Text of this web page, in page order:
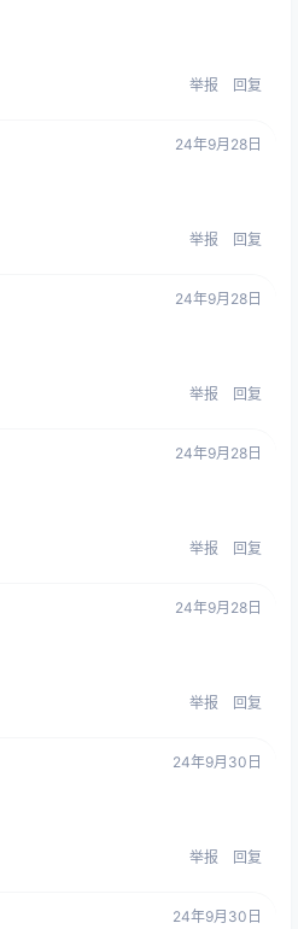
举报 回复
24年9月28日
举报 回复
24年9月28日
举报 回复
24年9月28日
举报 回复
24年9月28日
举报 回复
24年9月30日
举报 回复
24年9月30日